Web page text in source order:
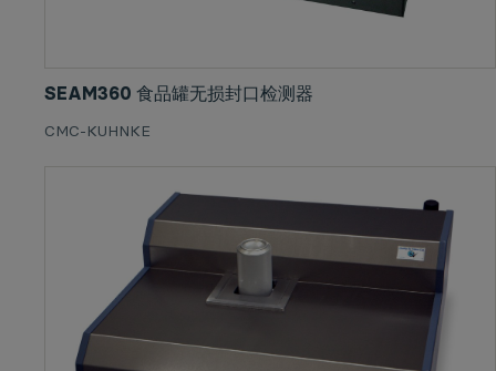
SEAM360 食品罐无损封口检测器
CMC-KUHNKE